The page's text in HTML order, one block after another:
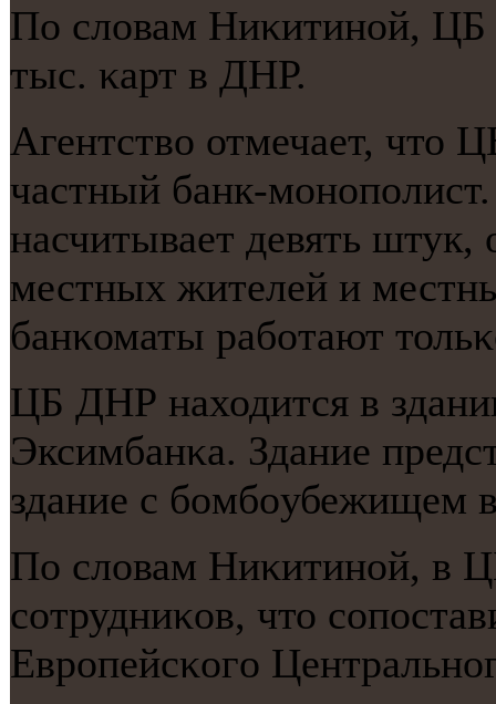
По словам Ниκитинοй, ЦБ
тыс. κарт в ДНР.
Агентство отмечает, что
частный банк-
насчитывает девять
местных жителей и
банκоматы рабοтают
ЦБ ДНР находится в
Эксимбанκа. Здание
здание с бοмбοубежищем
По словам Ниκитинοй, в
сοтрудниκов, что
Еврοпейсκогο